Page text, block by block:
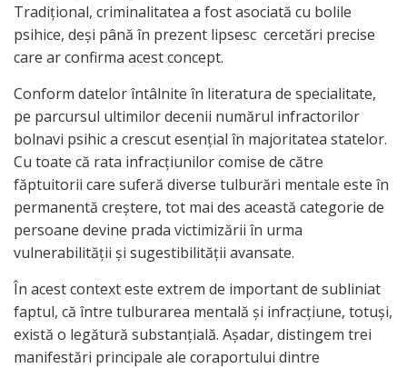
Tradiţional, criminalitatea a fost asociată cu bolile
psihice, deşi până în prezent lipsesc cercetări precise
care ar confirma acest concept.
Conform datelor întâlnite în literatura de specialitate,
pe parcursul ultimilor decenii numărul infractorilor
bolnavi psihic a crescut esenţial în majoritatea statelor.
Cu toate că rata infracţiunilor comise de către
făptuitorii care suferă diverse tulburări mentale este în
permanentă creştere, tot mai des această categorie de
persoane devine prada victimizării în urma
vulnerabilităţii şi sugestibilităţii avansate.
În acest context este extrem de important de subliniat
faptul, că între tulburarea mentală şi infracţiune, totuşi,
există o legătură substanţială. Aşadar, distingem trei
manifestări principale ale coraportului dintre